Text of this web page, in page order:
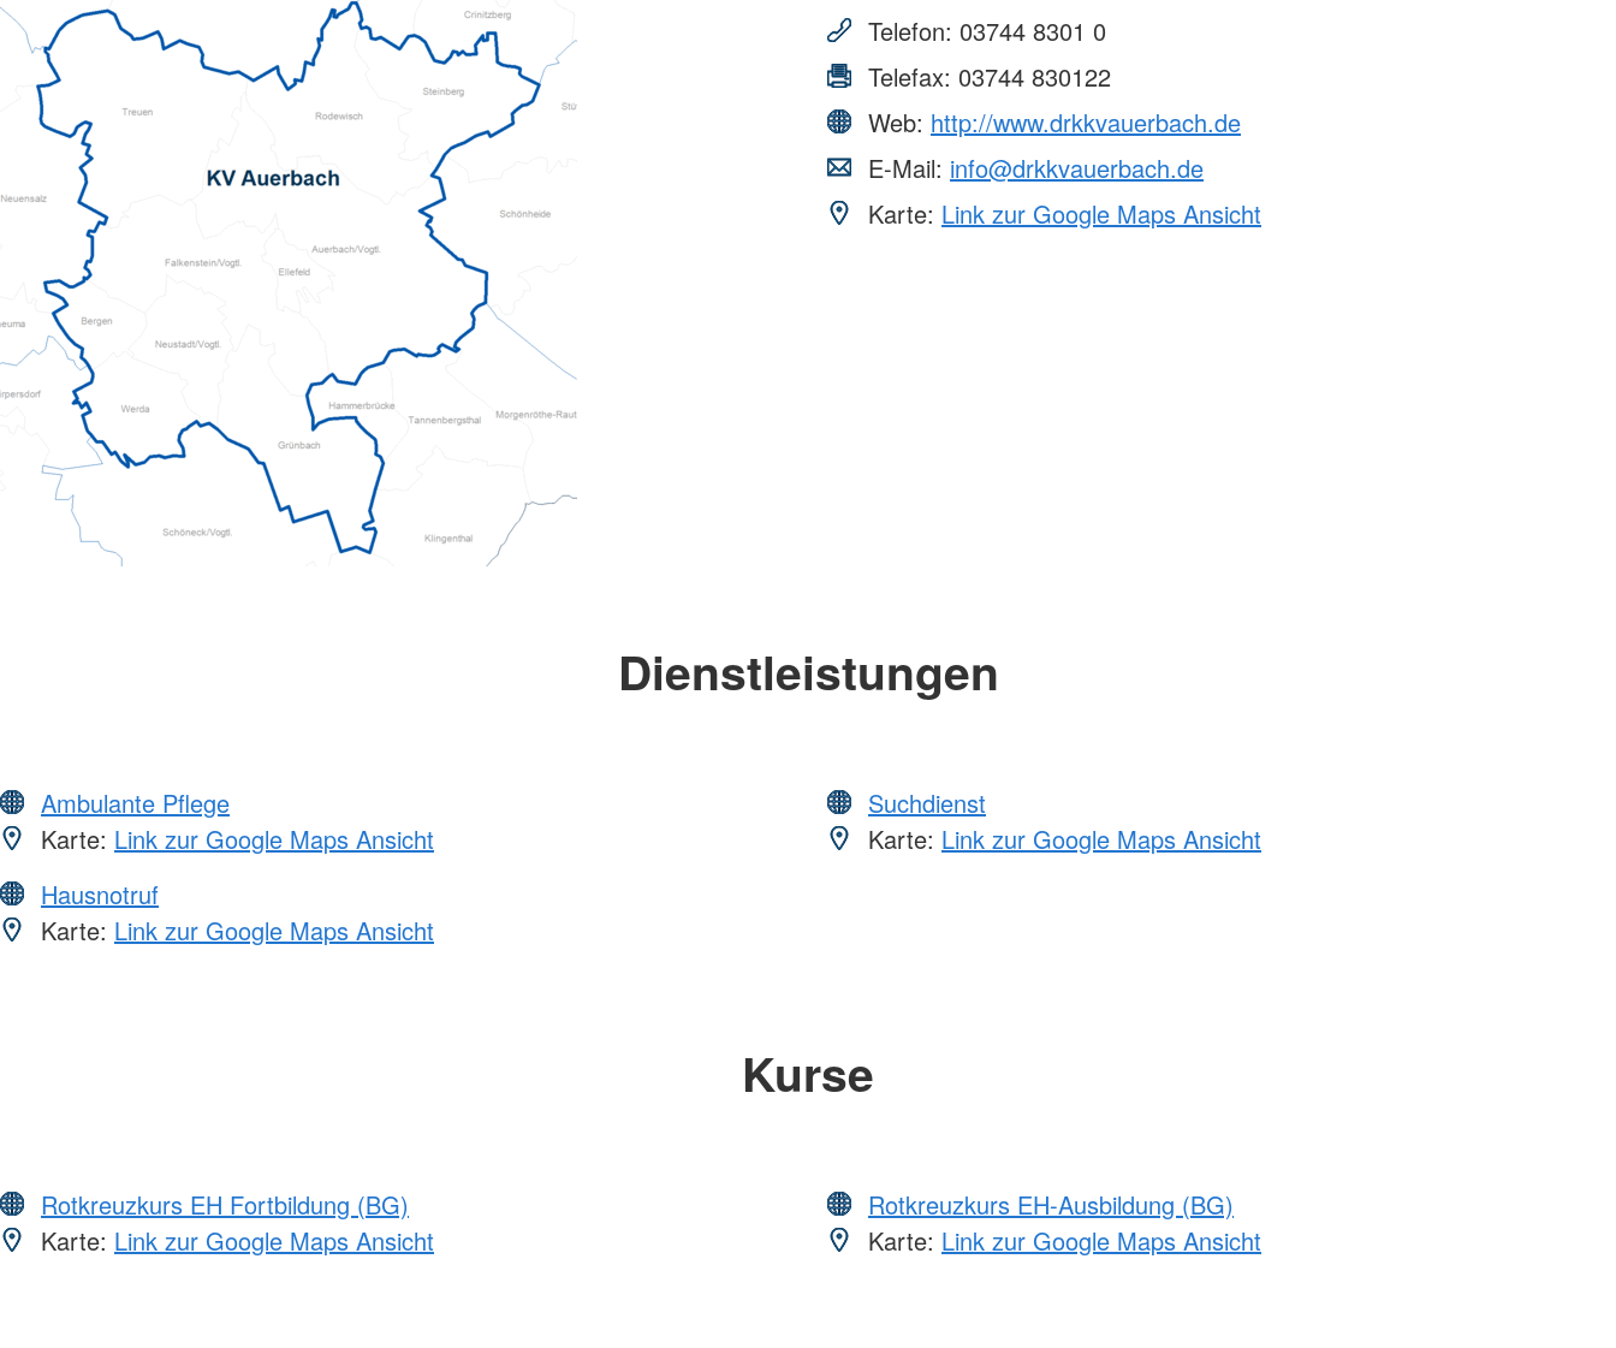
Telefon: 03744 8301 0
Telefax: 03744 830122
Web: http://www.drkkvauerbach.de
E-Mail: info@drkkvauerbach.de
Karte: Link zur Google Maps Ansicht
Dienstleistungen
Ambulante Pflege
Karte: Link zur Google Maps Ansicht
Hausnotruf
Karte: Link zur Google Maps Ansicht
Suchdienst
Karte: Link zur Google Maps Ansicht
Kurse
Rotkreuzkurs EH Fortbildung (BG)
Karte: Link zur Google Maps Ansicht
Rotkreuzkurs EH-Ausbildung (BG)
Karte: Link zur Google Maps Ansicht